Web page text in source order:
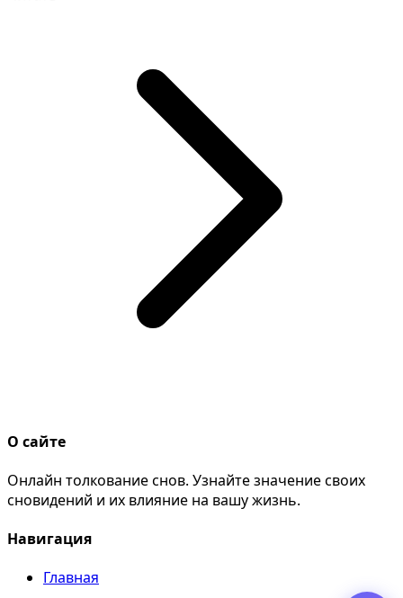
О сайте
Онлайн толкование снов. Узнайте значение своих
сновидений и их влияние на вашу жизнь.
Навигация
Главная